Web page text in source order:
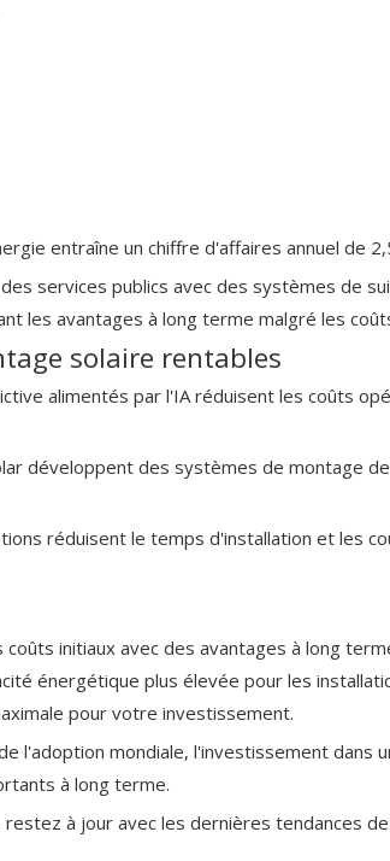
entraîne un chiffre d'affaires annuel de
services publics avec des systèmes de
les avantages à long terme malgré les
solaire rentables
alimentés par l'IA réduisent les coûts
développent des systèmes de montage
réduisent le temps d'installation et les
initiaux avec des avantages à long
énergétique plus élevée pour les
pour votre investissement.
l'adoption mondiale, l'investissement dans
à long terme.
à jour avec les dernières tendances